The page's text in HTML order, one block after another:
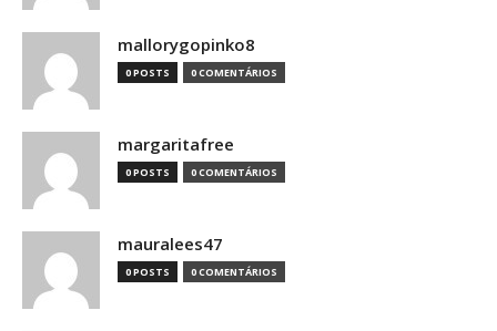
mallorygopinko8
0 POSTS 0 COMENTÁRIOS
margaritafree
0 POSTS 0 COMENTÁRIOS
mauralees47
0 POSTS 0 COMENTÁRIOS